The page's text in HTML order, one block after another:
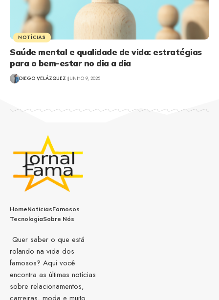
NOTÍCIAS
Saúde mental e qualidade de vida: estratégias
para o bem-estar no dia a dia
DIEGO VELÁZQUEZ JUNHO 9, 2025
HomeNotíciasFamosos
TecnologiaSobre Nós
Quer saber o que está
rolando na vida dos
famosos? Aqui você
encontra as últimas notícias
sobre relacionamentos,